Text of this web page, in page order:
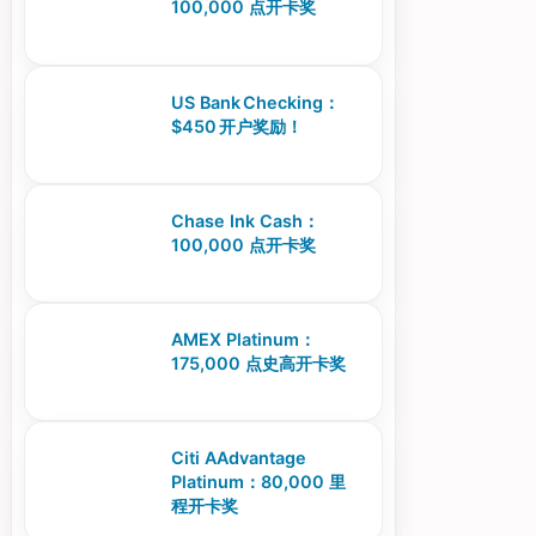
100,000 点开卡奖
US Bank Checking：
$450 开户奖励！
Chase Ink Cash：
100,000 点开卡奖
AMEX Platinum：
175,000 点史高开卡奖
Citi AAdvantage
Platinum：80,000 里
程开卡奖